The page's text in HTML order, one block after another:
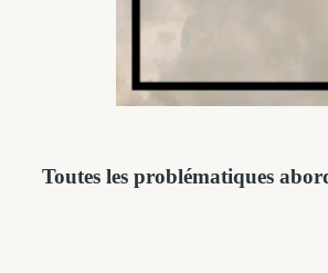
Toutes les problématiques